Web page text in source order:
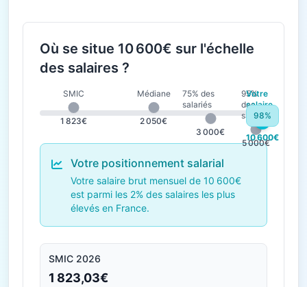
Où se situe 10 600€ sur l'échelle
des salaires ?
SMIC
1 823€
Médiane
2 050€
75% des
salariés
3 000€
95%
des
salariés
5 000€
Votre
salaire
10 600€
98%
Votre positionnement salarial
Votre salaire brut mensuel de 10 600€
est parmi les 2% des salaires les plus
élevés en France.
SMIC 2026
1 823,03€